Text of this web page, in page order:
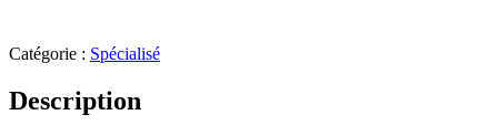
Catégorie : Spécialisé
Description